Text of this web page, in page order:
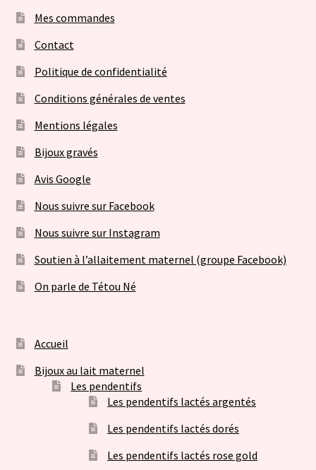
Mes commandes
Contact
Politique de confidentialité
Conditions générales de ventes
Mentions légales
Bijoux gravés
Avis Google
Nous suivre sur Facebook
Nous suivre sur Instagram
Soutien à l’allaitement maternel (groupe Facebook)
On parle de Tétou Né
Accueil
Bijoux au lait maternel
Les pendentifs
Les pendentifs lactés argentés
Les pendentifs lactés dorés
Les pendentifs lactés rose gold